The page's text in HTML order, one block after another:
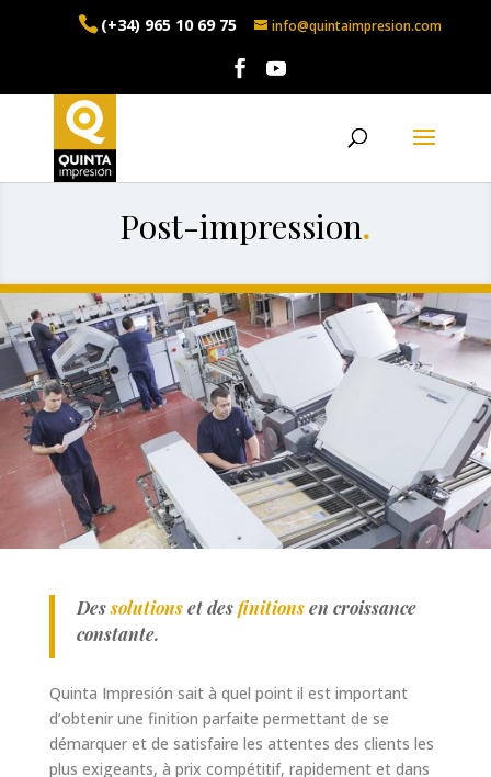
(+34) 965 10 69 75 info@quintaimpresion.com
Post-impression.
Dessolutionset desfinitionsen croissance
constante.
Quinta Impresión sait à quel point il est important
d’obtenir une finition parfaite permettant de se
démarquer et de satisfaire les attentes des clients les
plus exigeants, à prix compétitif, rapidement et dans